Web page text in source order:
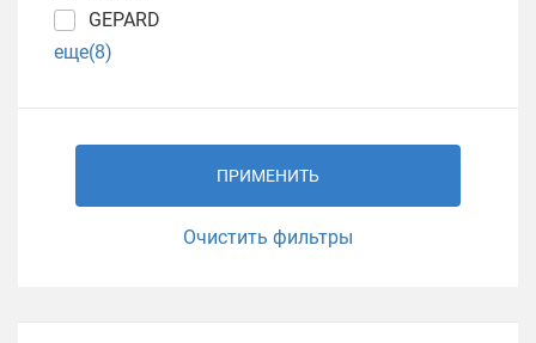
GEPARD
еще(8)
ПРИМЕНИТЬ
Очистить фильтры